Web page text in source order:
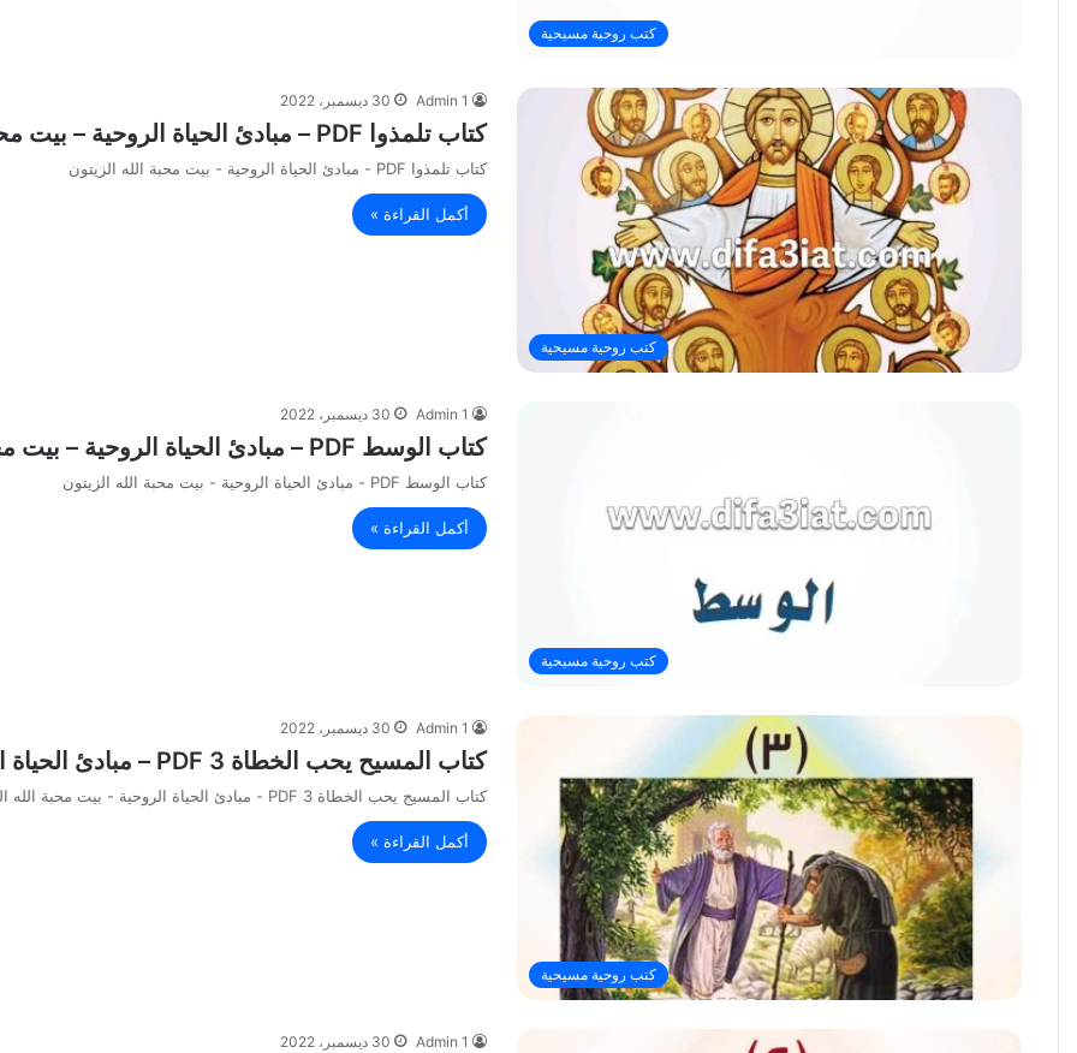
كتب روحية مسيحية
كتب روحية مسيحية
Admin 1 30 ديسمبر، 2022
كتاب تلمذوا PDF – مبادئ الحياة الروحية – بيت محبة الله الزيتون
كتاب تلمذوا PDF - مبادئ الحياة الروحية - بيت محبة الله الزيتون
أكمل القراءة »
كتب روحية مسيحية
Admin 1 30 ديسمبر، 2022
كتاب الوسط PDF – مبادئ الحياة الروحية – بيت محبة الله الزيتون
كتاب الوسط PDF - مبادئ الحياة الروحية - بيت محبة الله الزيتون
أكمل القراءة »
كتب روحية مسيحية
Admin 1 30 ديسمبر، 2022
كتاب المسيح يحب الخطاة 3 PDF – مبادئ الحياة الروحية – بيت محبة الله الزيتون
كتاب المسيح يحب الخطاة 3 PDF - مبادئ الحياة الروحية - بيت محبة الله الزيتون
أكمل القراءة »
Admin 1 30 ديسمبر، 2022